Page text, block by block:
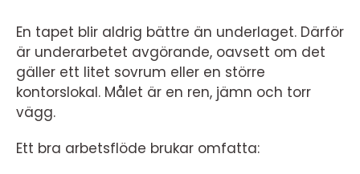
En tapet blir aldrig bättre än underlaget. Därför
är underarbetet avgörande, oavsett om det
gäller ett litet sovrum eller en större
kontorslokal. Målet är en ren, jämn och torr
vägg.
Ett bra arbetsflöde brukar omfatta: